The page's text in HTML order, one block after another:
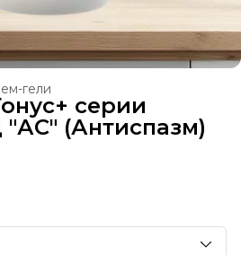
гели
серии
(Антиспазм)